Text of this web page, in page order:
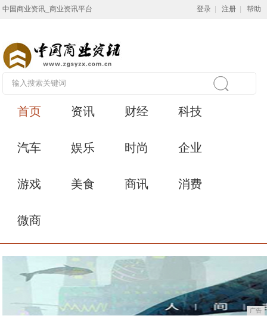
中国商业资讯_商业资讯平台 登录 注册 帮助
首页 资讯 财经 科技
汽车 娱乐 时尚 企业
游戏 美食 商讯 消费
微商
广告